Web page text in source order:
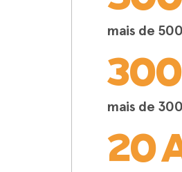
mais de
mais de
20